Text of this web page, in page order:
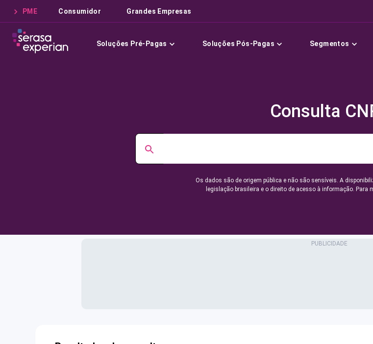
PME Consumidor Grandes Empresas
Soluções Pré-Pagas Soluções Pós-Pagas Segmentos
Consulta
Os dados são de origem pública e não são sensíveis. A
legislação brasileira e o direito de acesso à informação. Para